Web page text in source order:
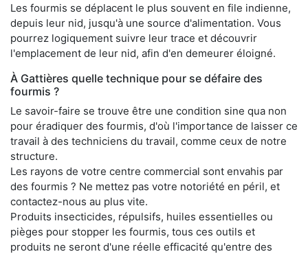
Les fourmis se déplacent le plus souvent en file indienne,
depuis leur nid, jusqu'à une source d'alimentation. Vous
pourrez logiquement suivre leur trace et découvrir
l'emplacement de leur nid, afin d'en demeurer éloigné.
À Gattières quelle technique pour se défaire des
fourmis ?
Le savoir-faire se trouve être une condition sine qua non
pour éradiquer des fourmis, d'où l'importance de laisser ce
travail à des techniciens du travail, comme ceux de notre
structure.
Les rayons de votre centre commercial sont envahis par
des fourmis ? Ne mettez pas votre notoriété en péril, et
contactez-nous au plus vite.
Produits insecticides, répulsifs, huiles essentielles ou
pièges pour stopper les fourmis, tous ces outils et
produits ne seront d'une réelle efficacité qu'entre des